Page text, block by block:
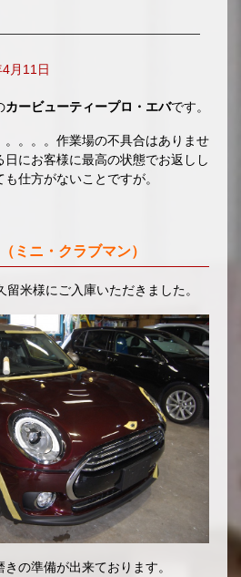
月11日
カービューティープロ・エバです。
。。。。作業場の不具合はありませ
日にお客様に最高の状態でお返しし
仕方がないことですが。
ニ・クラブマン）
米様にご入庫いただきました。
の準備が出来ております。